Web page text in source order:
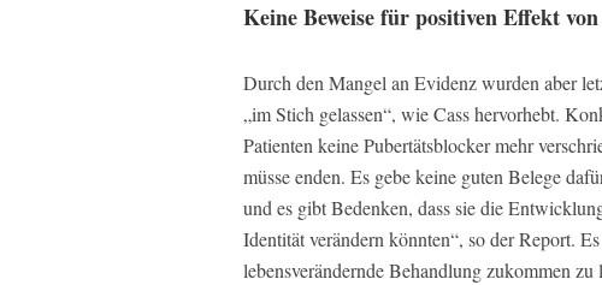
Keine Beweise für positiven Effekt
Durch den Mangel an Evidenz wurden aber
„im Stich gelassen“, wie Cass hervorhebt.
Patienten keine Pubertätsblocker mehr
müsse enden. Es gebe keine guten Belege
und es gibt Bedenken, dass sie die
Identität verändern könnten“, so der Report.
lebensverändernde Behandlung zukommen